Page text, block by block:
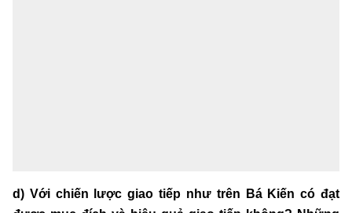
d) Với chiến lược giao tiếp như trên Bá Kiến có đạt